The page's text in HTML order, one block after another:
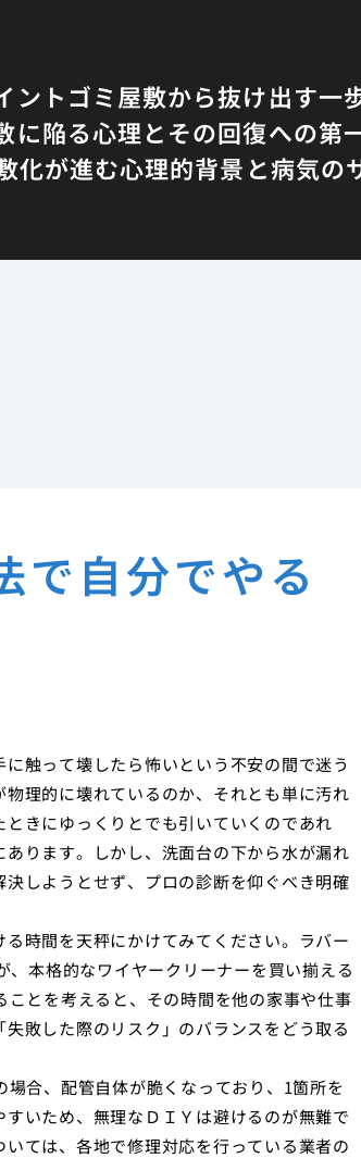
ントゴミ屋敷から抜け出す一
に陥る心理とその回復への第
化が進む心理的背景と病気の
で自分でやる
触って壊したら怖いという不安の間で迷う
理的に壊れているのか、それとも単に汚れ
きにゆっくりとでも引いていくのであれ
ります。しかし、洗面台の下から水が漏れ
しようとせず、プロの診断を仰ぐべき明確
時間を天秤にかけてみてください。ラバー
本格的なワイヤークリーナーを買い揃える
とを考えると、その時間を他の家事や仕事
敗した際のリスク」のバランスをどう取る
合、配管自体が脆くなっており、1箇所を
いため、無理なＤＩＹは避けるのが無難で
ては、各地で修理対応を行っている業者の